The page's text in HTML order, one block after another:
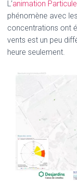
L’animation
phénomène avec
concentrations ont
vents est un peu
heure seulement.